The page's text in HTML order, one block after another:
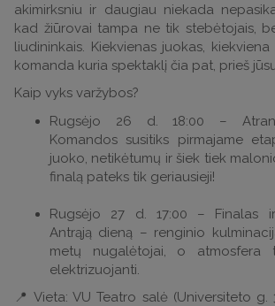
akimirksniu ir daugiau niekada
kad žiūrovai tampa ne tik stebėtojais,
liudininkais. Kiekvienas juokas,
komanda kuria spektaklį čia pat, prieš
Kaip vyks varžybos?
Rugsėjo 26 d. 18:00 –
Komandos susitiks pirmajame
juoko, netikėtumų ir šiek tiek
finalą pateks tik geriausieji!
Rugsėjo 27 d. 17:00 – Finalas ir
Antrąją dieną – renginio
metų nugalėtojai, o atmosfera
elektrizuojanti.
📍 Vieta: VU Teatro salė (Universiteto g.